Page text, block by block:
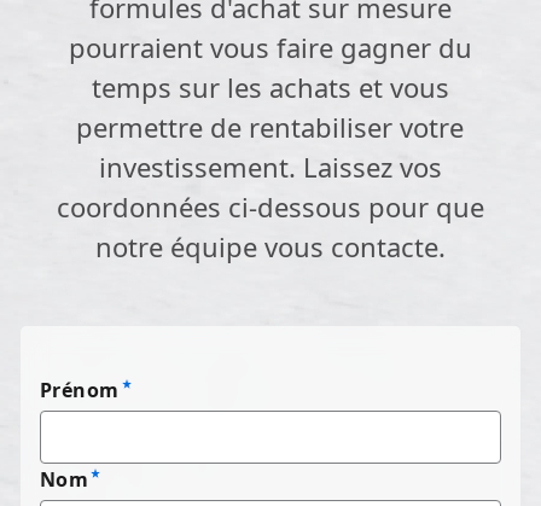
formules d'achat sur mesure
pourraient vous faire gagner du
temps sur les achats et vous
permettre de rentabiliser votre
investissement. Laissez vos
coordonnées ci-dessous pour que
notre équipe vous contacte.
Prénom
Nom